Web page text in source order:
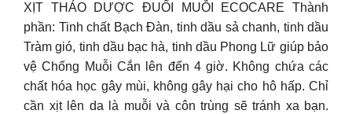
XỊT THẢO DƯỢC ĐUỔI MUỖI ECOCARE Thành
phần: Tinh chất Bạch Đàn, tinh dầu sả chanh, tinh dầu
Tràm gió, tinh dầu bạc hà, tinh dầu Phong Lữ giúp bảo
vệ Chống Muỗi Cắn lên đến 4 giờ. Không chứa các
chất hóa học gây mùi, không gây hại cho hô hấp. Chỉ
cần xịt lên da là muỗi và côn trùng sẽ tránh xa bạn.